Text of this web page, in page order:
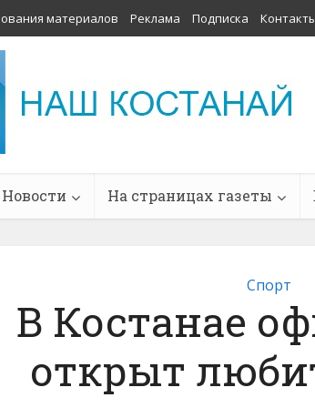
материалов Реклама Подписка
Новости На страницах газеты
Спорт
В Костанае
открыт